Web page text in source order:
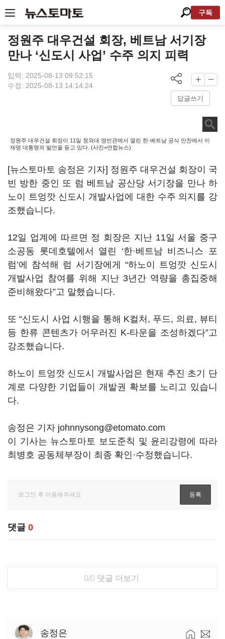
구독
정원주 대우건설 회장, 베트남 서기장
만나 ‘신도시 사업’ 수주 의지 피력
입력: 2025-08-13 09:52:15
수정: 2025-08-13 14:14:24
답글쓰기
정원주 대우건설 회장이 11일 청와대 영빈관에서 열린 한·베트남 공식 만찬에서 이
재명 대통령의 발언을 듣고 있다. (사진=연합뉴스)
[뉴스토마토 송정은 기자] 정원주 대우건설 회장이 국
빈 방한 중인 또 럼 베트남 공산당 서기장을 만나 하
노이 트엉깟 신도시 개발사업에 대한 수주 의지를 강
조했습니다.
12일 업계에 따르면 정 회장은 지난 11일 서울 중구
소공동 롯데호텔에서 열린 ‘한·베트남 비즈니스 포
럼’에 참석해 럼 서기장에게 “하노이 트엉깟 신도시
개발사업 참여를 위해 지난 3년간 역량을 총집중해
준비해왔다”고 말했습니다.
또 “신도시 사업 시행을 통해 K컬처, 푸드, 의료, 뷰티
등 한류 콘텐츠가 어우러진 K-타운을 조성하겠다”고
강조했습니다.
하노이 트엉깟 신도시 개발사업은 현재 추진 초기 단
계로 다양한 기업들이 개발권 확보를 노리고 있습니
다.
송정은 기자 johnnysong@etomato.com
이 기사는 뉴스토마토 보도준칙 및 윤리강령에 따라
최병호 공동체부장이 최종 확인·수정했습니다.
댓글 0
0/0 댓글 더보기
송정은